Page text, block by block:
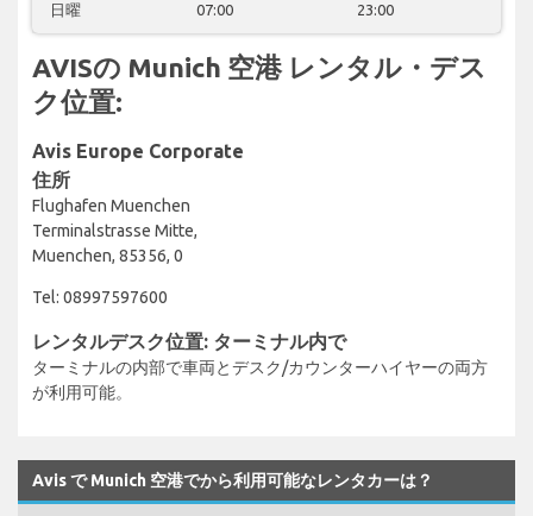
日曜 07:00 23:00
AVISの Munich 空港 レンタル・デス
ク位置:
Avis Europe Corporate
住所
Flughafen Muenchen
Terminalstrasse Mitte,
Muenchen, 85356, 0
Tel: 08997597600
レンタルデスク位置: ターミナル内で
ターミナルの内部で車両とデスク/カウンターハイヤーの両方
が利用可能。
Avis で Munich 空港でから利用可能なレンタカーは？